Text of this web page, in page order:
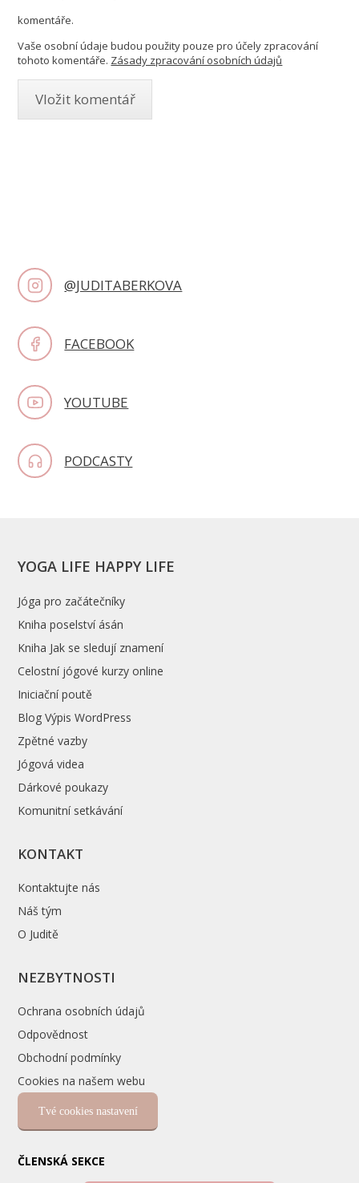
komentáře.
Vaše osobní údaje budou použity pouze pro účely zpracování
tohoto komentáře. Zásady zpracování osobních údajů
@JUDITABERKOVA
FACEBOOK
YOUTUBE
PODCASTY
YOGA LIFE HAPPY LIFE
Jóga pro začátečníky
Kniha poselství ásán
Kniha Jak se sledují znamení
Celostní jógové kurzy online
Iniciační poutě
Blog Výpis WordPress
Zpětné vazby
Jógová videa
Dárkové poukazy
Komunitní setkávání
KONTAKT
Kontaktujte nás
Náš tým
O Juditě
NEZBYTNOSTI
Ochrana osobních údajů
Odpovědnost
Obchodní podmínky
Cookies na našem webu
Tvé cookies nastavení
ČLENSKÁ SEKCE